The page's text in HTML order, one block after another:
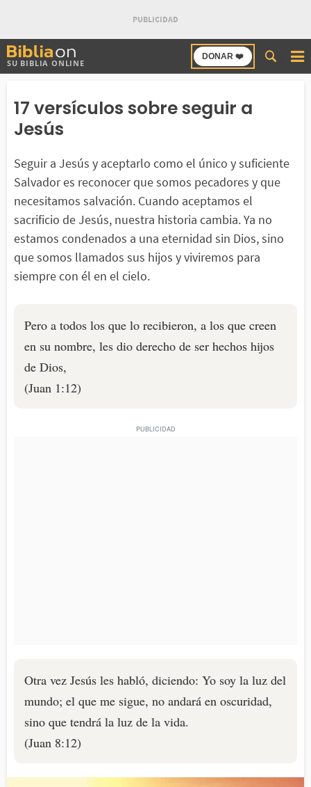
SU BIBLIA ONLINE
DONAR ❤️
Buscar
en
17 versículos sobre seguir a
Jesús
Seguir a Jesús y aceptarlo como el único y suficiente
Salvador es reconocer que somos pecadores y que
necesitamos salvación. Cuando aceptamos el
sacrificio de Jesús, nuestra historia cambia. Ya no
estamos condenados a una eternidad sin Dios, sino
que somos llamados sus hijos y viviremos para
siempre con él en el cielo.
Pero a todos los que lo recibieron, a los que creen
en su nombre, les dio derecho de ser hechos hijos
de Dios,
(Juan 1:12)
Otra vez Jesús les habló, diciendo: Yo soy la luz del
mundo; el que me sigue, no andará en oscuridad,
sino que tendrá la luz de la vida.
(Juan 8:12)